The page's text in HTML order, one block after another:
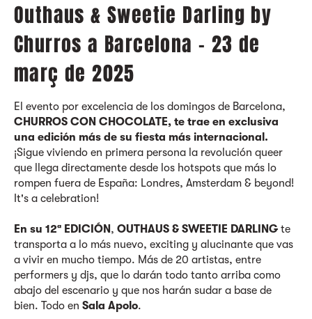
Outhaus & Sweetie Darling by
Churros a Barcelona - 23 de
març de 2025
El evento por excelencia de los domingos de Barcelona,
CHURROS CON CHOCOLATE, te trae en exclusiva
una edición más de su fiesta más internacional.
¡Sigue viviendo en primera persona la revolución queer
que llega directamente desde los hotspots que más lo
rompen fuera de España: Londres, Amsterdam & beyond!
It's a celebration!
En su 12ª EDICIÓN , OUTHAUS & SWEETIE DARLING te
transporta a lo más nuevo, exciting y alucinante que vas
a vivir en mucho tiempo. Más de 20 artistas, entre
performers y djs, que lo darán todo tanto arriba como
abajo del escenario y que nos harán sudar a base de
bien. Todo en Sala Apolo.